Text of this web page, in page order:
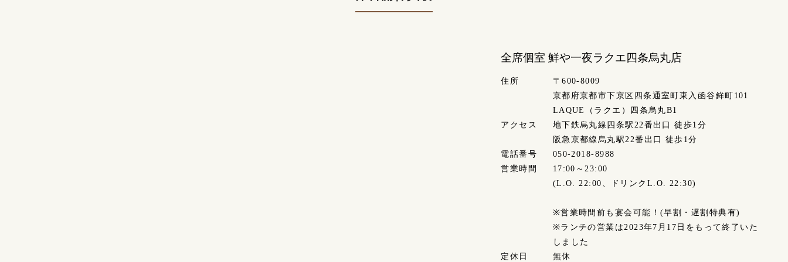
全席個室 鮮や一夜ラクエ四条烏丸店
住所
〒600-8009
京都府京都市下京区四条通室町東入函谷鉾町101
LAQUE（ラクエ）四条烏丸B1
アクセス
地下鉄烏丸線四条駅22番出口 徒歩1分
阪急京都線烏丸駅22番出口 徒歩1分
電話番号
050-2018-8988
営業時間
17:00～23:00
(L.O. 22:00、ドリンクL.O. 22:30)
※営業時間前も宴会可能！(早割・遅割特典有)
※ランチの営業は2023年7月17日をもって終了いた
しました
定休日
無休